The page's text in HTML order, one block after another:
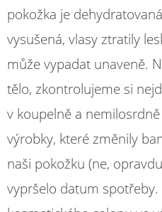
pokožka je
vysušená, vlasy ztratily
může vypadat unaveně.
tělo, zkontrolujeme si
v koupelně a
výrobky, které změnily
naši pokožku (ne,
vypršelo datum